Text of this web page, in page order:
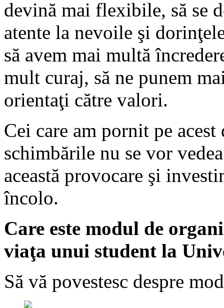
devină mai flexibile, să se
atente la nevoile şi
să avem mai multă
mult curaj, să ne punem
orientaţi către valori.
Cei care am pornit pe
schimbările nu se vor
această provocare şi
încolo.
Care este modul de
viaţa unui student la
Să vă povestesc despre